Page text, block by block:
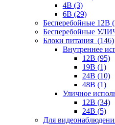
4В (3)
6В (29)
Бесперебойные 12В
Бесперебойные
Блоки питания (146)
Внутреннее
12В (95)
19В (1)
24В (10)
48В (1)
Уличное
12В (34)
24В (5)
Для